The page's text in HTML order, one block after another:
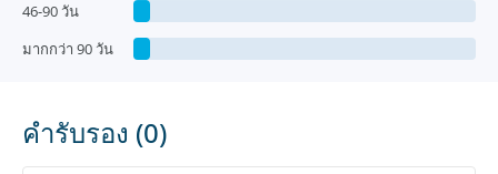
46-90 วัน
มากกว่า 90 วัน
คำรับรอง (0)